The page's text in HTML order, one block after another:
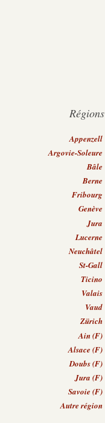
Régions
Appenzell
Argovie-Soleure
Bâle
Berne
Fribourg
Genève
Jura
Lucerne
Neuchâtel
St-Gall
Ticino
Valais
Vaud
Zürich
Ain (F)
Alsace (F)
Doubs (F)
Jura (F)
Savoie (F)
Autre région